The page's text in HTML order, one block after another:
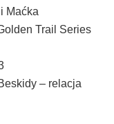
Maćka
Trail Series
– relacja